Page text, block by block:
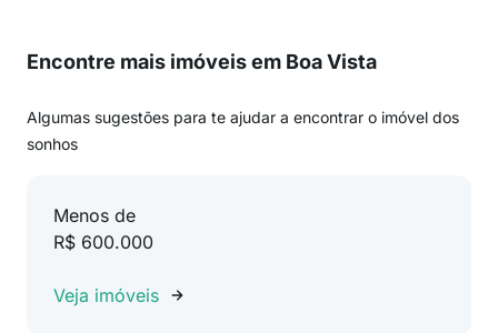
Encontre mais imóveis em Boa Vista
Algumas sugestões para te ajudar a encontrar o imóvel dos
sonhos
Menos de
R$ 600.000
Veja imóveis